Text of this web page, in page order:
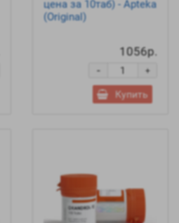
цена за 10таб) - Apteka
(Original)
1056р.
+
-
Купить